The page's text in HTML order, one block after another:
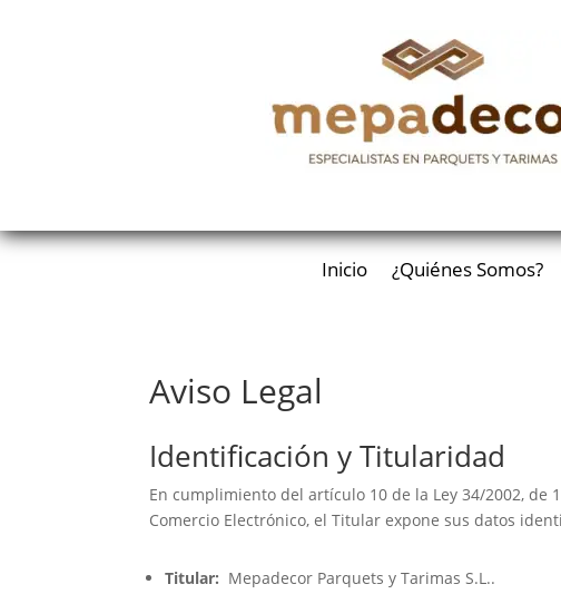
Inicio ¿Quiénes Somos?
Aviso Legal
Identificación y Titularidad
En cumplimiento del artículo 10 de la Ley 34/2002, de
Comercio Electrónico, el Titular expone sus datos
Titular: Mepadecor Parquets y Tarimas S.L..